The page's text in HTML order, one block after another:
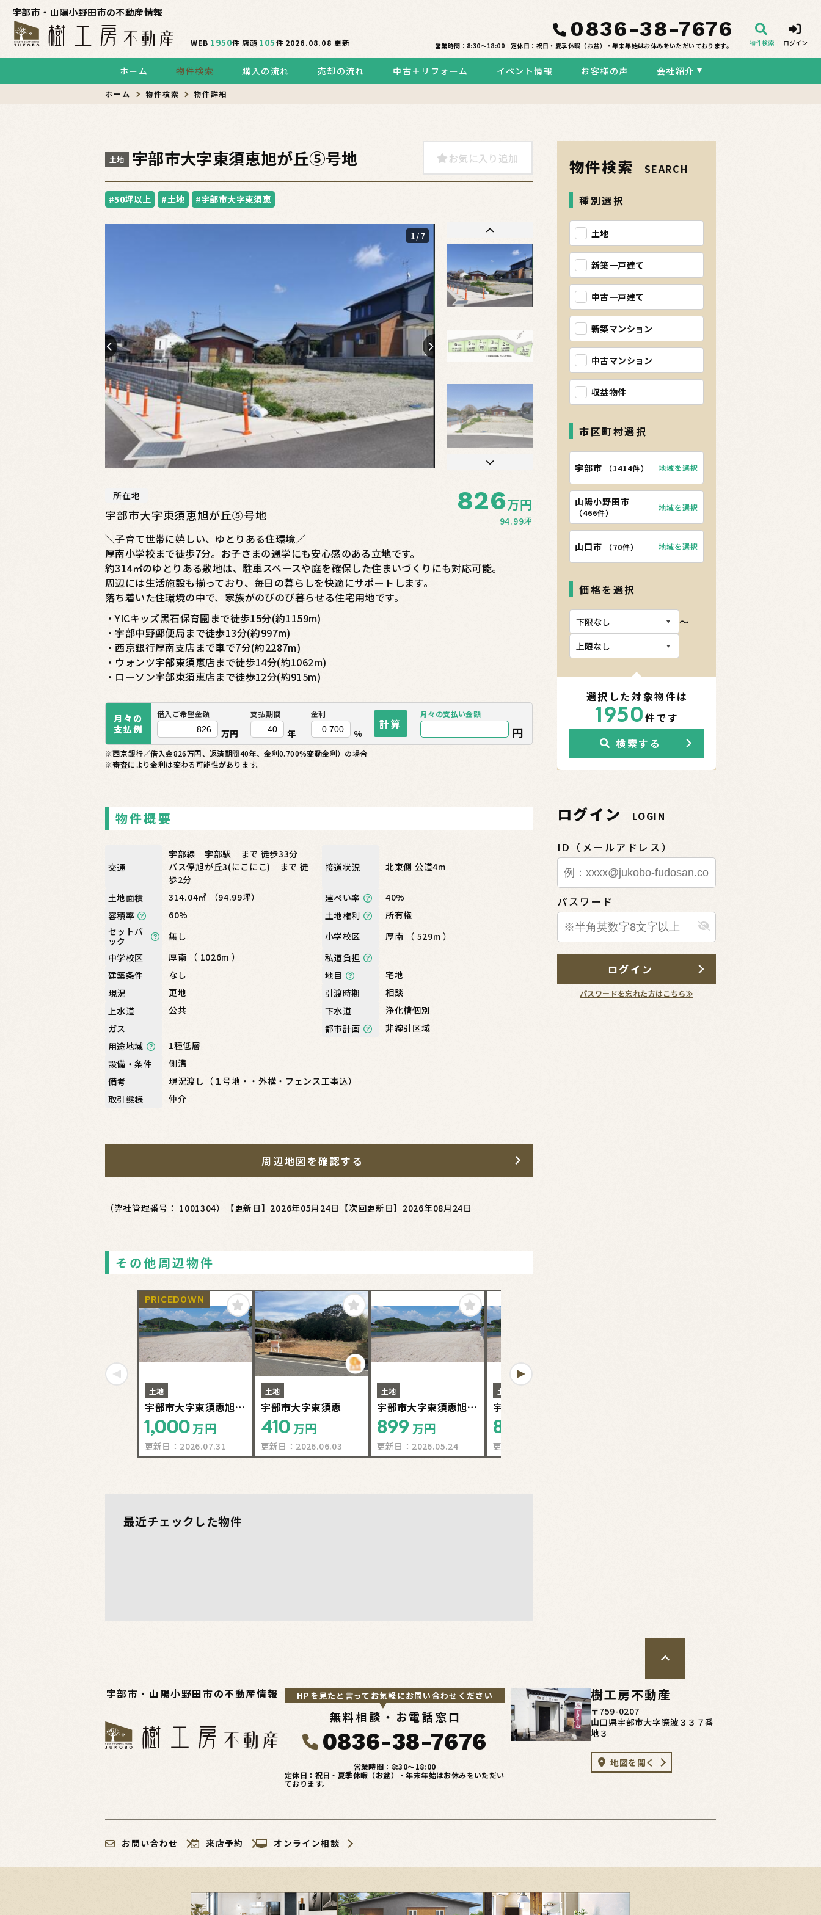
宇部市・山陽小野田市の不動産情報
WEB 1950件 店頭 105件 2026.08.08更新
0836-38-7676
営業時間：8:30〜18:00 定休日：祝日・夏季休暇（お盆）・年末年始はお休みをいただいております。 物件検索 ログイン
ホーム 物件検索 購入の流れ 売却の流れ 中古＋リフォーム イベント情報 お客様の声 会社紹介
ホーム 物件検索 物件詳細
土地 宇部市大字東須恵旭が丘⑤号地 お気に入り追加
#50坪以上 #土地 #宇部市大字東須恵
1/7
所在地
宇部市大字東須恵旭が丘⑤号地 826万円
94.99坪
＼子育て世帯に嬉しい、ゆとりある住環境／
厚南小学校まで徒歩7分。お子さまの通学にも安心感のある立地です。
約314㎡のゆとりある敷地は、駐車スペースや庭を確保した住まいづくりにも対応可能。
周辺には生活施設も揃っており、毎日の暮らしを快適にサポートします。
落ち着いた住環境の中で、家族がのびのび暮らせる住宅用地です。
・YICキッズ黒石保育園まで徒歩15分(約1159m)
・宇部中野郵便局まで徒歩13分(約997m)
・西京銀行厚南支店まで車で7分(約2287m)
・ウォンツ宇部東須恵店まで徒歩14分(約1062m)
・ローソン宇部東須恵店まで徒歩12分(約915m)
月々の
支払例
借入ご希望金額
万円
支払期間
年
金利
%
計算
月々の支払い金額
円
※西京銀行／借入金826万円、返済期間40年、金利0.700%変動金利）の場合
※審査により金利は変わる可能性があります。
物件概要
交通
宇部線 宇部駅 まで 徒歩33分
バス停旭が丘3(にこにこ) まで 徒
歩2分
接道状況 北東側 公道4m
土地面積 314.04㎡ （94.99坪） 建ぺい率
40%
容積率
60% 土地権利
所有権
セットバ
ック
無し 小学校区
厚南 （ 529m ）
中学校区
厚南 （ 1026m ）
私道負担
建築条件
なし 地目
宅地
現況
更地 引渡時期
相談
上水道
公共 下水道
浄化槽個別
ガス
都市計画
非線引区域
用途地域
1種低層
設備・条件
側溝
備考
現況渡し（１号地・・外構・フェンス工事込）
取引態様
仲介
周辺地図を確認する
（弊社管理番号： 1001304） 【更新日】2026年05月24日 【次回更新日】2026年08月24日
その他周辺物件
PRICEDOWN
土地
宇部市大字東須恵旭が
丘⑥号地
1,000万円
更新日： 2026.07.31
土地
宇部市大字東須恵
410 万円
更新日： 2026.06.03
土地
宇部市大字東須恵旭が
丘③号地
899 万円
更新日： 2026.05.24
土地
宇部市大字東須恵旭が
丘②号地
856
更新日：
最近チェックした物件
物件検索 SEARCH
種別選択
土地
新築一戸建て
中古一戸建て
新築マンション
中古マンション
収益物件
市区町村選択
宇部市 （1414件） 地域を選択
山陽小野田市
（466件）
地域を選択
山口市 （70件） 地域を選択
価格を選択
〜
選択した対象物件は
1950件です
検索する
ログイン LOGIN
ID（メールアドレス）
パスワード
ログイン
パスワードを忘れた方はこちら≫
宇部市・山陽小野田市の不動産情報 HPを見たと言ってお気軽にお問い合わせください
無料相談・お電話窓口
0836-38-7676
営業時間：8:30〜18:00
定休日：祝日・夏季休暇（お盆）・年末年始はお休みをいただい
ております。
樹工房不動産
〒759-0207
山口県宇部市大字際波３３７番
地３
地図を開く
お問い合わせ 来店予約 オンライン相談